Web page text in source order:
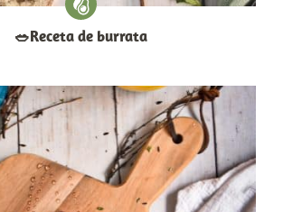
​🥗​Receta de burrata